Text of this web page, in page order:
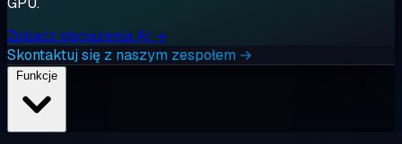
Zobacz obciążenia AI →
Skontaktuj się z naszym zespołem →